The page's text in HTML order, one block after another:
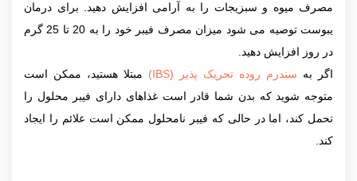
مصرف میوه و سبزیجات را به آرامی افزایش دهید. برای درمان
یبوست توصیه می شود میزان مصرف فیبر خود را به 20 تا 25 گرم
در روز افزایش دهید.
اگر به سندرم روده تحریک پذیر (IBS)
مبتلا هستید، ممکن است
متوجه شوید که بدن شما قادر است غذاهای دارای فیبر محلول را
تحمل کند، اما در حالی که فیبر نامحلول ممکن است علائم را ایجاد
کند.